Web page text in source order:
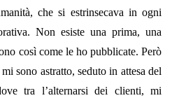
che si estrinsecava in ogni
Non esiste una prima, una
così come le ho pubblicate. Però
sono astratto, seduto in attesa del
tra l’alternarsi dei clienti, mi